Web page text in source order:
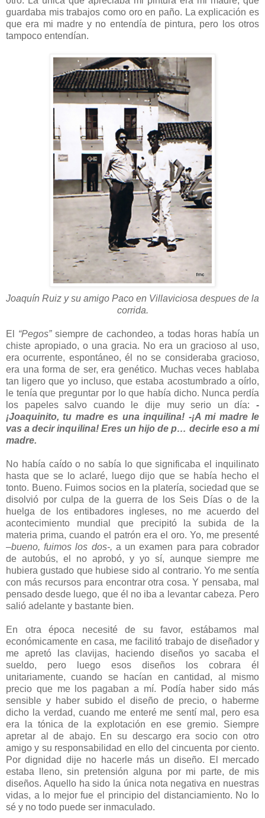
guardaba mis trabajos como oro en paño. La explicación es
que era mi madre y no entendía de pintura, pero los otros
tampoco entendían.
Joaquín Ruiz y su amigo Paco en Villaviciosa despues de la
corrida.
El “Pegos” siempre de cachondeo, a todas horas había un
chiste apropiado, o una gracia. No era un gracioso al uso,
era ocurrente, espontáneo, él no se consideraba gracioso,
era una forma de ser, era genético. Muchas veces hablaba
tan ligero que yo incluso, que estaba acostumbrado a oírlo,
le tenía que preguntar por lo que había dicho. Nunca perdía
los papeles salvo cuando le dije muy serio un día: -
¡Joaquinito, tu madre es una inquilina! -¡A mi madre le
vas a decir inquilina! Eres un hijo de p… decirle eso a mi
madre.
No había caído o no sabía lo que significaba el inquilinato
hasta que se lo aclaré, luego dijo que se había hecho el
tonto. Bueno. Fuimos socios en la platería, sociedad que se
disolvió por culpa de la guerra de los Seis Días o de la
huelga de los entibadores ingleses, no me acuerdo del
acontecimiento mundial que precipitó la subida de la
materia prima, cuando el patrón era el oro. Yo, me presenté
–bueno, fuimos los dos-, a un examen para para cobrador
de autobús, el no aprobó, y yo sí, aunque siempre me
hubiera gustado que hubiese sido al contrario. Yo me sentía
con más recursos para encontrar otra cosa. Y pensaba, mal
pensado desde luego, que él no iba a levantar cabeza. Pero
salió adelante y bastante bien.
En otra época necesité de su favor, estábamos mal
económicamente en casa, me facilitó trabajo de diseñador y
me apretó las clavijas, haciendo diseños yo sacaba el
sueldo, pero luego esos diseños los cobrara él
unitariamente, cuando se hacían en cantidad, al mismo
precio que me los pagaban a mí. Podía haber sido más
sensible y haber subido el diseño de precio, o haberme
dicho la verdad, cuando me enteré me sentí mal, pero esa
era la tónica de la explotación en ese gremio. Siempre
apretar al de abajo. En su descargo era socio con otro
amigo y su responsabilidad en ello del cincuenta por ciento.
Por dignidad dije no hacerle más un diseño. El mercado
estaba lleno, sin pretensión alguna por mi parte, de mis
diseños. Aquello ha sido la única nota negativa en nuestras
vidas, a lo mejor fue el principio del distanciamiento. No lo
sé y no todo puede ser inmaculado.